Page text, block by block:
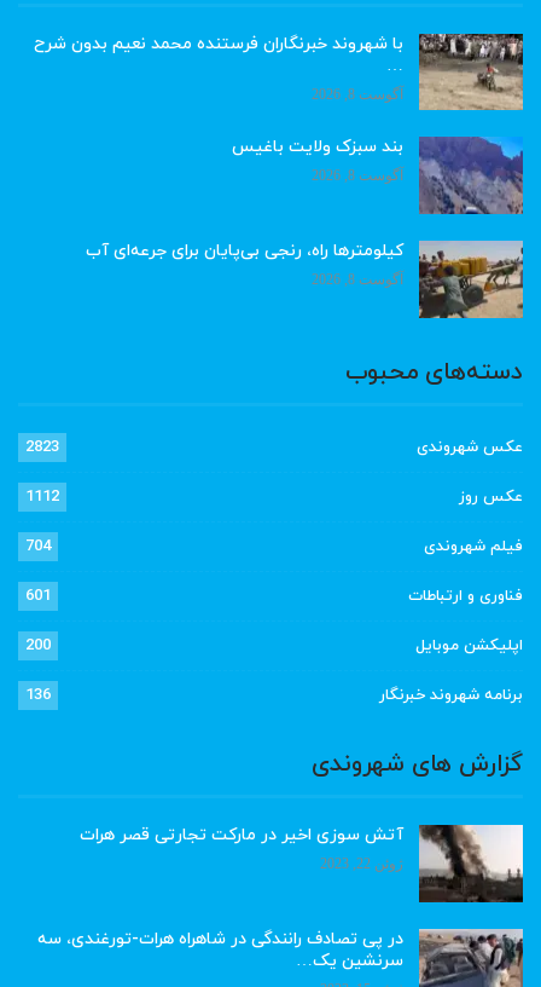
با شهروند خبرنگاران فرستنده محمد نعیم بدون شرح
…
آگوست 8, 2026
بند سبزک ولایت باغیس
آگوست 8, 2026
کیلومترها راه، رنجی بی‌پایان برای جرعه‌ای آب
آگوست 8, 2026
دسته‌های محبوب
عکس شهروندی 2823
عکس روز 1112
فیلم شهروندی 704
فناوری و ارتباطات 601
اپلیکشن موبایل 200
برنامه شهروند خبرنگار 136
گزارش های شهروندی
آتش سوزی اخیر در مارکت تجارتی قصر هرات
ژوئن 22, 2023
در پی تصادف رانندگی در شاهراه هرات-تورغندی، سه
سرنشین یک…